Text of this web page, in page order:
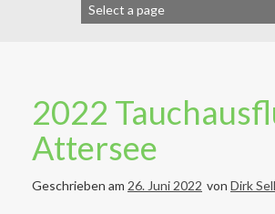
2022
Attersee
Geschrieben am 26. Juni 2022 von Dirk